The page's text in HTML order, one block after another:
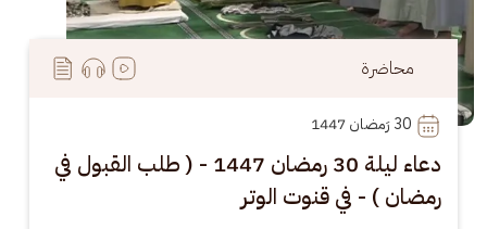
محاضرة
30
دعاء ليلة 30 رمضان 1447 - ( طلب القبول في
رمضان ) - في قنوت الوتر